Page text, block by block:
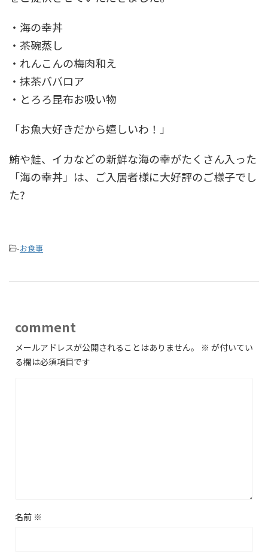
・海の幸丼
・茶碗蒸し
・れんこんの梅肉和え
・抹茶ババロア
・とろろ昆布お吸い物
「お魚大好きだから嬉しいわ！」
鮪や鮭、イカなどの新鮮な海の幸がたくさん入った
「海の幸丼」は、ご入居者様に大好評のご様子でし
た?
-お食事
comment
メールアドレスが公開されることはありません。 ※ が付いてい
る欄は必須項目です
名前 ※